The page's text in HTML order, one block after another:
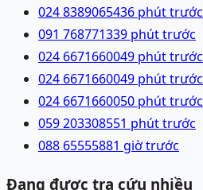
024 8389065436 phút trước
091 768771339 phút trước
024 6671660049 phút trước
024 6671660049 phút trước
024 6671660050 phút trước
059 203308551 phút trước
088 65555881 giờ trước
Đang được tra cứu nhiều